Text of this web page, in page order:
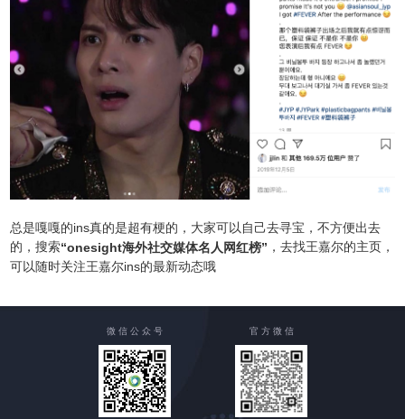
总是嘎嘎的ins真的是超有梗的，大家可以自己去寻宝，不方便出去
的，搜索“onesight海外社交媒体名人网红榜” ，去找王嘉尔的主页，
可以随时关注王嘉尔ins的最新动态哦
微 信 公 众 号 官 方 微 信